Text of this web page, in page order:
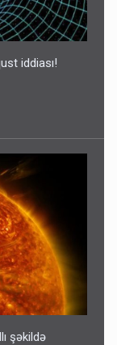
iddiası!
şəkildə